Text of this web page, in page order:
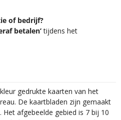
of bedrijf?
betalen’tijdens het
gedrukte kaarten van het
De kaartbladen zijn gemaakt
Het afgebeelde gebied is 7 bij 10